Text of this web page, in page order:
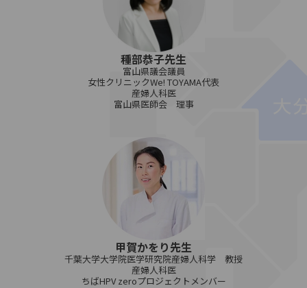
種部恭子先生
富山県議会議員
女性クリニックWe! TOYAMA代表
産婦人科医
富山県医師会 理事
甲賀かをり先生
千葉大学大学院医学研究院産婦人科学 教授
産婦人科医
ちばHPV zeroプロジェクトメンバー